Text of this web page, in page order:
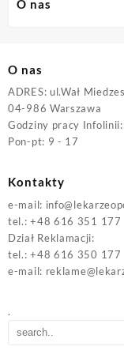
O nas
O nas
ADRES: ul.Wał
04-986 Warszawa
Godziny pracy Infolinii:
Pon-pt: 9 - 17
Kontakty
e-mail:
tel.: +48 616 351 177
Dział Reklamacji:
tel.: +48 616 350 177
e-mail:
.